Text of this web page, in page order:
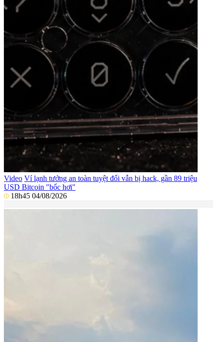
Video Ví lạnh tưởng an toàn tuyệt đối vẫn bị hack, gần 89 triệu
USD Bitcoin "bốc hơi"
18h45 04/08/2026